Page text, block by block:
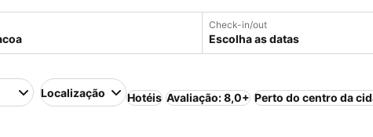
Check-in/out
Escolha as datas
Localização Hotéis Avaliação: 8,0+ Perto do centro da